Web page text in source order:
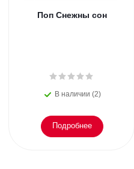
Поп Снежны сон
В наличии (2)
Подробнее